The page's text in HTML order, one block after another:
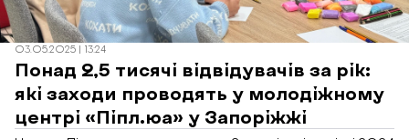
03.05.2025 | 13:24
Понад 2,5 тисячі відвідувачів за рік:
які заходи проводять у молодіжному
центрі «Піпл.юа» у Запоріжжі